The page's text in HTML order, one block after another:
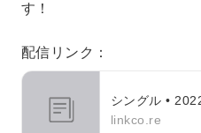
す！
配信リンク：
シングル •
linkco.re